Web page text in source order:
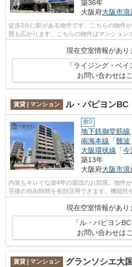
築36年
大阪府大阪市浪
徒歩3分に駅がある物件です。こちらの物件
囲も広がります。こちらの物件はマンション
現在空室情報があり
「ライジング・ベ
お問い合わせは
賃貸 | マンション ル・パピヨンBC
敷0
地下鉄御堂筋線
南海本線 「難波
大阪環状線 「今
築13年
大阪府大阪市浪
内装もキレイな築4年の築浅のお部屋。物件
宅後の自由時間を有効活用できます。機能性
お客様のご希望の物件探しを、大国住...
現在空室情報があり
「ル・パピヨン
お問い合わせは
賃貸 | マンション グランソシエ大